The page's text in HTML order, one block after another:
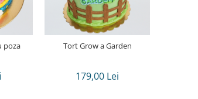
poza
Tort Grow a Garden
179,00 Lei